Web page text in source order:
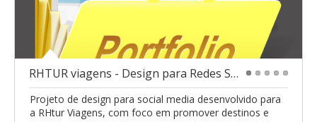
RHTUR viagens - Design para Redes Sociais
Projeto de design para social media desenvolvido para
a RHtur Viagens, com foco em promover destinos e